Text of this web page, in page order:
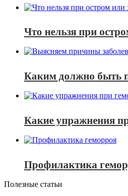
Что нельзя при
Каким должно быть
Какие упражнения
Профилактика
Полезные статьи